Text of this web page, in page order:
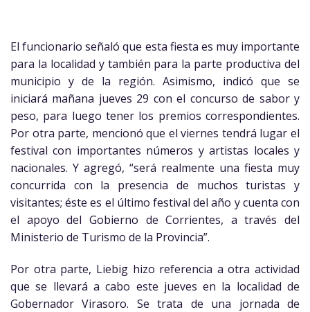
El funcionario señaló que esta fiesta es muy importante
para la localidad y también para la parte productiva del
municipio y de la región. Asimismo, indicó que se
iniciará mañana jueves 29 con el concurso de sabor y
peso, para luego tener los premios correspondientes.
Por otra parte, mencionó que el viernes tendrá lugar el
festival con importantes números y artistas locales y
nacionales. Y agregó, “será realmente una fiesta muy
concurrida con la presencia de muchos turistas y
visitantes; éste es el último festival del año y cuenta con
el apoyo del Gobierno de Corrientes, a través del
Ministerio de Turismo de la Provincia”.
Por otra parte, Liebig hizo referencia a otra actividad
que se llevará a cabo este jueves en la localidad de
Gobernador Virasoro. Se trata de una jornada de